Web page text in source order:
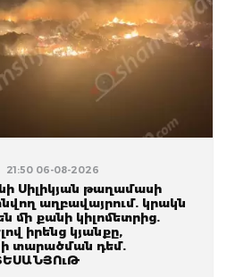
21:50 06-08-2026
Սիլիկյան թաղամասի
աղբավայրում. կրակն
մի քանի կիլոմետրից.
իրենց կյանքը,
տարածման դեմ.